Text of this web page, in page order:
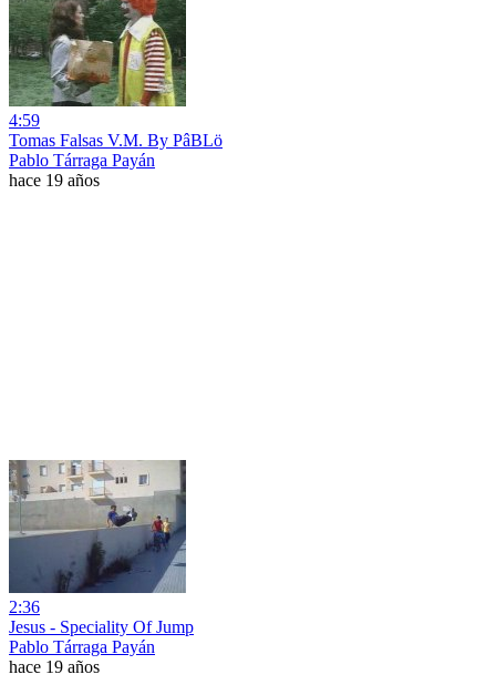
4:59
Tomas Falsas V.M. By PâBLö
Pablo Tárraga Payán
hace 19 años
2:36
Jesus - Speciality Of Jump
Pablo Tárraga Payán
hace 19 años